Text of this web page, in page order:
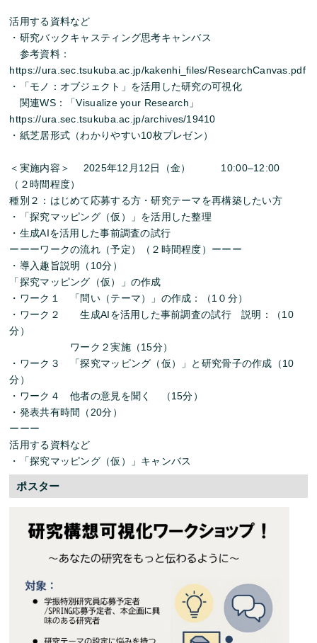
活用する資料など
・研究バックキャスティング思考キャンバス
参考資料：
https://ura.sec.tsukuba.ac.jp/kakenhi_files/ResearchCanvas.pdf
・「モノ：オブジェクト」を活用した研究の可視化
関連WS：「Visualize your Research」
https://ura.sec.tsukuba.ac.jp/archives/19410
・紙芝居形式（わかりやすい10枚プレゼン）
＜実施内容＞ 2025年12 月 12日（金） 10:00–12:00
（２時間程度）
種別２：はじめて応募する方・研究テーマを再構築したい方
・「探究マッピング（仮）」を活用した整理
・生成AIを活用した事前調査の試行
ーーーワークの流れ（予定）（２時間程度）ーーー
・導入趣旨説明（10分）
「探究マッピング（仮）」の作成
・ワーク１ 「問い（テーマ）」の作成：（1０分）
・ワーク２ 生成AIを活用した事前調査の試行 説明：（10
分）
ワーク２実施（15分）
・ワーク３ 「探究マッピング（仮）」と研究骨子の作成（10
分）
・ワーク４ 他者の意見を聞く （15分）
・発表共有時間（20分）
ーーー
活用する資料など
・「探究マッピング（仮）」キャンバス
ポスター